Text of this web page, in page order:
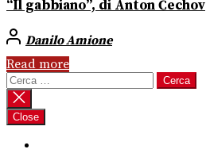
“Il gabbiano”, di Anton Čechov
Danilo Amione
Read more
Ricerca
per:
Close